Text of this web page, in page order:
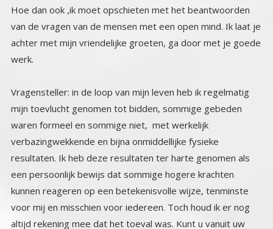
Hoe dan ook ,ik moet opschieten met het beantwoorden
van de vragen van de mensen met een open mind. Ik laat je
achter met mijn vriendelijke groeten, ga door met je goede
werk.
Vragensteller: in de loop van mijn leven heb ik regelmatig
mijn toevlucht genomen tot bidden, sommige gebeden
waren formeel en sommige niet, met werkelijk
verbazingwekkende en bijna onmiddellijke fysieke
resultaten. Ik heb deze resultaten ter harte genomen als
een persoonlijk bewijs dat sommige hogere krachten
kunnen reageren op een betekenisvolle wijze, tenminste
voor mij en misschien voor iedereen. Toch houd ik er nog
altijd rekening mee dat het toeval was. Kunt u vanuit uw
gezichtspunt zo vriendelijk zijn om deze gebeurtenissen